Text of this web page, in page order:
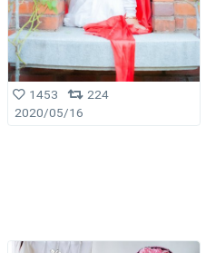
1453
224
2020/05/16